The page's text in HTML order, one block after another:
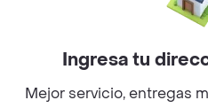
Sobre Rappi
Ingresa tu
Mejor servicio, entregas